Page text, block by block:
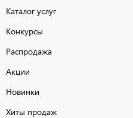
Каталог услуг
Конкурсы
Распродажа
Акции
Новинки
Хиты продаж